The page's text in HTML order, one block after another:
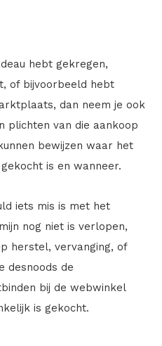
hebt gekregen,
of bijvoorbeeld hebt
dan neem je ook
plichten van die aankoop
bewijzen waar het
is en wanneer.
iets mis is met het
nog niet is verlopen,
herstel, vervanging, of
desnoods de
bij de webwinkel
is gekocht.